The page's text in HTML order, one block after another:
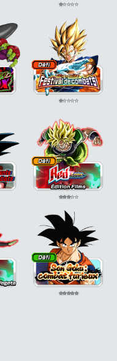
⭐⭐⭐⭐⭐
⭐⭐⭐⭐⭐
⭐⭐⭐⭐⭐
⭐⭐⭐⭐⭐